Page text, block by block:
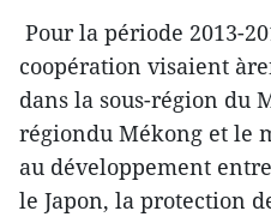
Pour la période 2013-
coopération visaient
dans la sous-région du
régiondu Mékong et le
au développement
le Japon, la protection